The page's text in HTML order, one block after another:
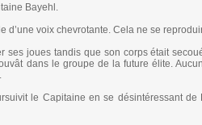
Bayehl.
d’une voix chevrotante. Cela ne se
ses joues tandis que son corps était
dans le groupe de la future élite.
le Capitaine en se désintéressant